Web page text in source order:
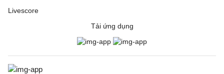
Livescore
Tải ứng dụng